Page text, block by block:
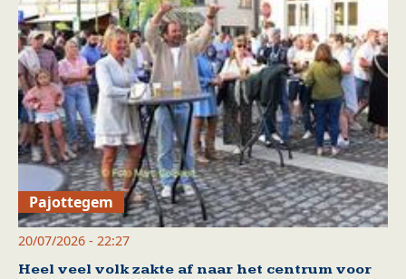
Pajottegem
20/07/2026 - 22:27
Heel veel volk zakte af naar het centrum voor